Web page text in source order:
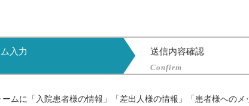
入力 送信内容確認
Confirm
ムに「入院患者様の情報」「差出人様の情報」「患者様へのメ